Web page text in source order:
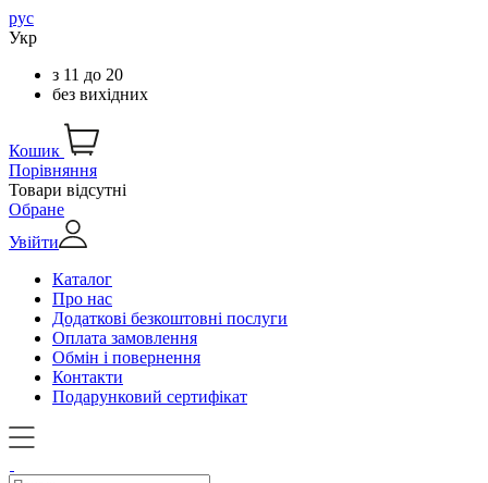
рус
Укр
з 11 до 20
без вихідних
Кошик
Порівняння
Товари відсутні
Обране
Увійти
Каталог
Про нас
Додаткові безкоштовні послуги
Оплата замовлення
Обмін і повернення
Контакти
Подарунковий сертифікат